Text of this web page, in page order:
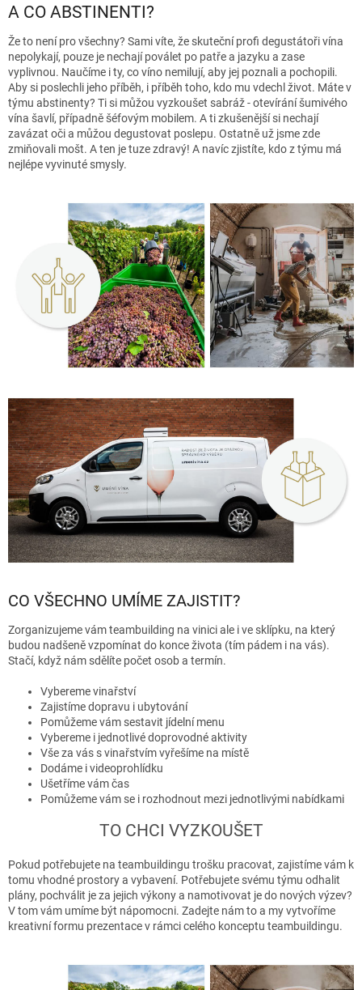
A CO ABSTINENTI?
Že to není pro všechny? Sami víte, že skuteční profi degustátoři vína
nepolykají, pouze je nechají poválet po patře a jazyku a zase
vyplivnou. Naučíme i ty, co víno nemilují, aby jej poznali a pochopili.
Aby si poslechli jeho příběh, i příběh toho, kdo mu vdechl život. Máte v
týmu abstinenty? Ti si můžou vyzkoušet sabráž - otevírání šumivého
vína šavlí, případně šéfovým mobilem. A ti zkušenější si nechají
zavázat oči a můžou degustovat poslepu. Ostatně už jsme zde
zmiňovali mošt. A ten je tuze zdravý! A navíc zjistíte, kdo z týmu má
nejlépe vyvinuté smysly.
CO VŠECHNO UMÍME ZAJISTIT?
Zorganizujeme vám teambuilding na vinici ale i ve sklípku, na který
budou nadšeně vzpomínat do konce života (tím pádem i na vás).
Stačí, když nám sdělíte počet osob a termín.
Vybereme vinařství
Zajistíme dopravu i ubytování
Pomůžeme vám sestavit jídelní menu
Vybereme i jednotlivé doprovodné aktivity
Vše za vás s vinařstvím vyřešíme na místě
Dodáme i videoprohlídku
Ušetříme vám čas
Pomůžeme vám se i rozhodnout mezi jednotlivými nabídkami
TO CHCI VYZKOUŠET
Pokud potřebujete na teambuildingu trošku pracovat, zajistíme vám k
tomu vhodné prostory a vybavení. Potřebujete svému týmu odhalit
plány, pochválit je za jejich výkony a namotivovat je do nových výzev?
V tom vám umíme být nápomocni. Zadejte nám to a my vytvoříme
kreativní formu prezentace v rámci celého konceptu teambuildingu.